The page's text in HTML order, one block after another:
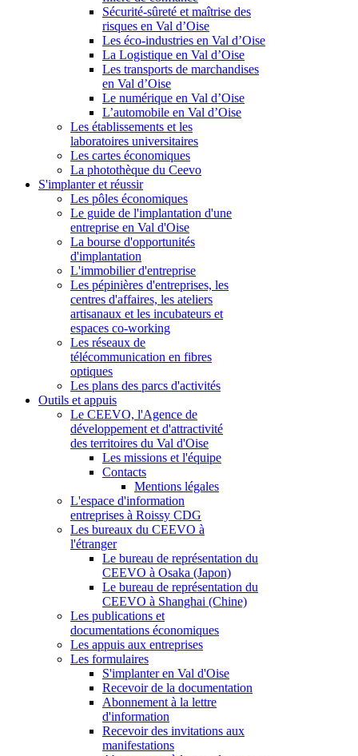
Sécurité-sûreté et maîtrise des
risques en Val d’Oise
Les éco-industries en Val d’Oise
La Logistique en Val d’Oise
Les transports de marchandises
en Val d’Oise
Le numérique en Val d’Oise
L’automobile en Val d’Oise
Les établissements et les
laboratoires universitaires
Les cartes économiques
La photothèque du Ceevo
S'implanter et réussir
Les pôles économiques
Le guide de l'implantation d'une
entreprise en Val d'Oise
La bourse d'opportunités
d'implantation
L'immobilier d'entreprise
Les pépinières d'entreprises, les
centres d'affaires, les ateliers
artisanaux et les incubateurs et
espaces co-working
Les réseaux de
télécommunication en fibres
optiques
Les plans des parcs d'activités
Outils et appuis
Le CEEVO, l'Agence de
développement et d'attractivité
des territoires du Val d'Oise
Les missions et l'équipe
Contacts
Mentions légales
L'espace d'information
entreprises à Roissy CDG
Les bureaux du CEEVO à
l'étranger
Le bureau de représentation du
CEEVO à Osaka (Japon)
Le bureau de représentation du
CEEVO à Shanghai (Chine)
Les publications et
documentations économiques
Les appuis aux entreprises
Les formulaires
S'implanter en Val d'Oise
Recevoir de la documentation
Abonnement à la lettre
d'information
Recevoir des invitations aux
manifestations